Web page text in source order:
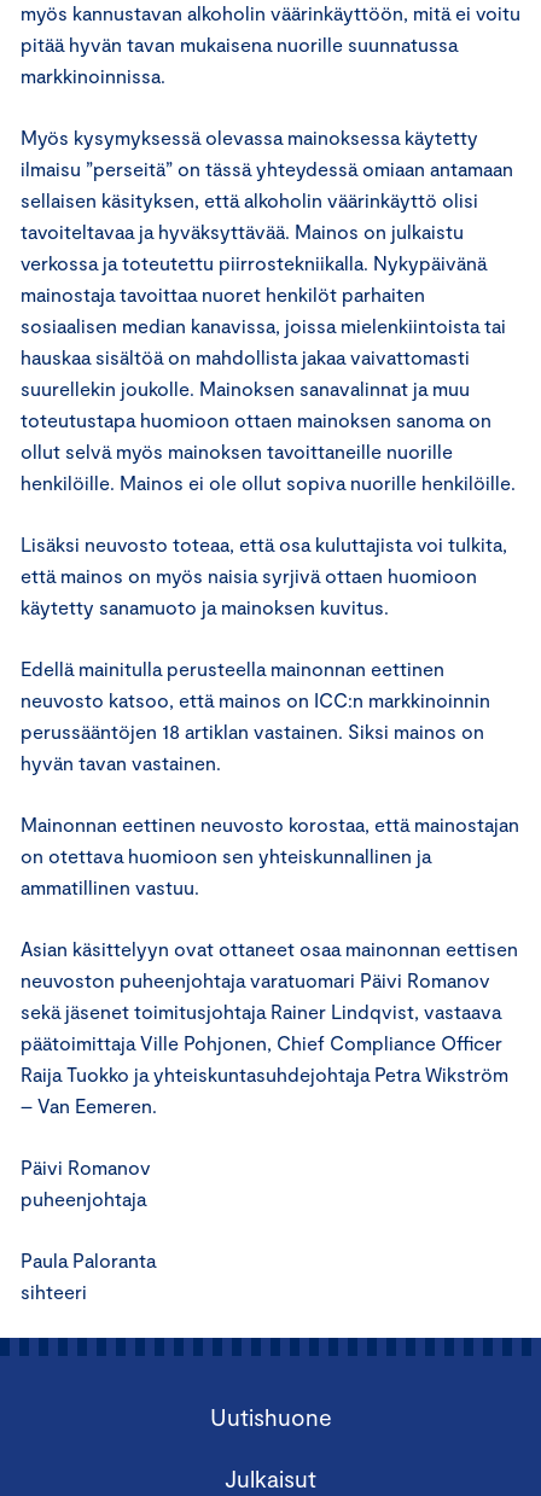
myös kannustavan alkoholin väärinkäyttöön, mitä ei voitu
pitää hyvän tavan mukaisena nuorille suunnatussa
markkinoinnissa.
Myös kysymyksessä olevassa mainoksessa käytetty
ilmaisu ”perseitä” on tässä yhteydessä omiaan antamaan
sellaisen käsityksen, että alkoholin väärinkäyttö olisi
tavoiteltavaa ja hyväksyttävää. Mainos on julkaistu
verkossa ja toteutettu piirrostekniikalla. Nykypäivänä
mainostaja tavoittaa nuoret henkilöt parhaiten
sosiaalisen median kanavissa, joissa mielenkiintoista tai
hauskaa sisältöä on mahdollista jakaa vaivattomasti
suurellekin joukolle. Mainoksen sanavalinnat ja muu
toteutustapa huomioon ottaen mainoksen sanoma on
ollut selvä myös mainoksen tavoittaneille nuorille
henkilöille. Mainos ei ole ollut sopiva nuorille henkilöille.
Lisäksi neuvosto toteaa, että osa kuluttajista voi tulkita,
että mainos on myös naisia syrjivä ottaen huomioon
käytetty sanamuoto ja mainoksen kuvitus.
Edellä mainitulla perusteella mainonnan eettinen
neuvosto katsoo, että mainos on ICC:n markkinoinnin
perussääntöjen 18 artiklan vastainen. Siksi mainos on
hyvän tavan vastainen.
Mainonnan eettinen neuvosto korostaa, että mainostajan
on otettava huomioon sen yhteiskunnallinen ja
ammatillinen vastuu.
Asian käsittelyyn ovat ottaneet osaa mainonnan eettisen
neuvoston puheenjohtaja varatuomari Päivi Romanov
sekä jäsenet toimitusjohtaja Rainer Lindqvist, vastaava
päätoimittaja Ville Pohjonen, Chief Compliance Officer
Raija Tuokko ja yhteiskuntasuhdejohtaja Petra Wikström
– Van Eemeren.
Päivi Romanov
puheenjohtaja
Paula Paloranta
sihteeri
Uutishuone
Julkaisut